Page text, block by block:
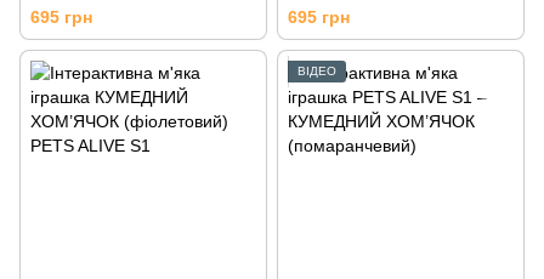
(блакитний) PETS ALIVE S1
695 грн
(рожевий) PETS ALIVE S1
695 грн
ВІДЕО